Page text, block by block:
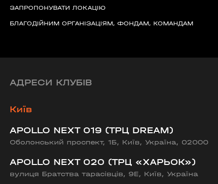
ЗАПРОПОНУВАТИ ЛОКАЦІЮ
БЛАГОДІЙНИМ ОРГАНІЗАЦІЯМ, ФОНДАМ, КОМАНДАМ
АДРЕСИ КЛУБІВ
Київ
APOLLO NEXT 019 (ТРЦ DREAM)
Оболонський проспект, 1Б, Київ, Україна, 02000
APOLLO NEXT 020 (ТРЦ «ХАРЬОК»)
вулиця Братства тарасівців, 9Е, Київ, Україна